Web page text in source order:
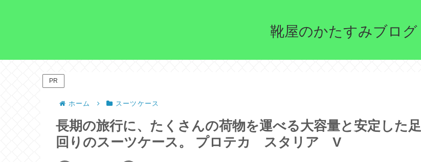
靴屋のかたすみブログ
PR
ホーム スーツケース
長期の旅行に、たくさんの荷物を運べる大容量と安定した足
回りのスーツケース。 プロテカ スタリア V